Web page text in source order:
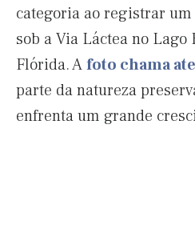
categoria ao registrar
sob a Via Láctea no Lago
Flórida. Afoto chama
parte da natureza
enfrenta um grande